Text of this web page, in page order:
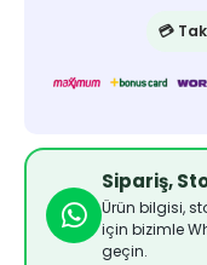
💳
Sipariş,
Ürün bilgisi,
için bizimle
geçin.